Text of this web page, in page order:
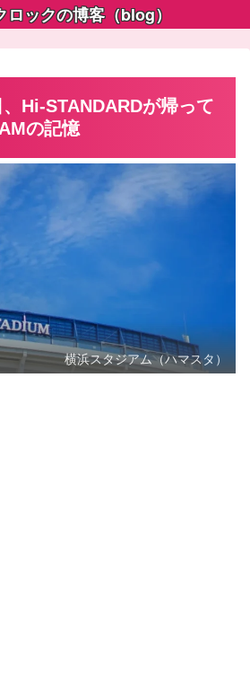
ロックの博客（blog）
Hi-STANDARDが帰って
の記憶
横浜スタジアム（ハマスタ）